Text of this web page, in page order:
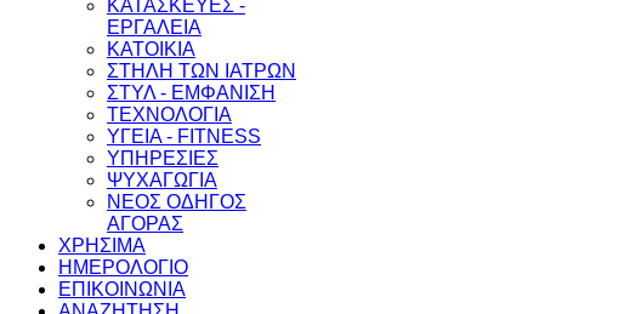
ΚΑΤΑΣΚΕΥΕΣ -
ΕΡΓΑΛΕΙΑ
ΚΑΤΟΙΚΙΑ
ΣΤΗΛΗ ΤΩΝ ΙΑΤΡΩΝ
ΣΤΥΛ - ΕΜΦΑΝΙΣΗ
ΤΕΧΝΟΛΟΓΙΑ
ΥΓΕΙΑ - FITNESS
ΥΠΗΡΕΣΙΕΣ
ΨΥΧΑΓΩΓΙΑ
ΝΕΟΣ ΟΔΗΓΟΣ
ΑΓΟΡΑΣ
ΧΡΗΣΙΜΑ
ΗΜΕΡΟΛΟΓΙΟ
ΕΠΙΚΟΙΝΩΝΙΑ